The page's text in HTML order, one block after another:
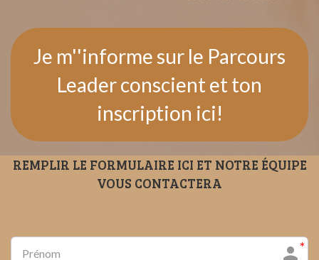
Je m''informe sur le Parcours
Leader conscient et ton
inscription ici!
REMPLIR LE FORMULAIRE ICI ET NOTRE ÉQUIPE
VOUS CONTACTERA